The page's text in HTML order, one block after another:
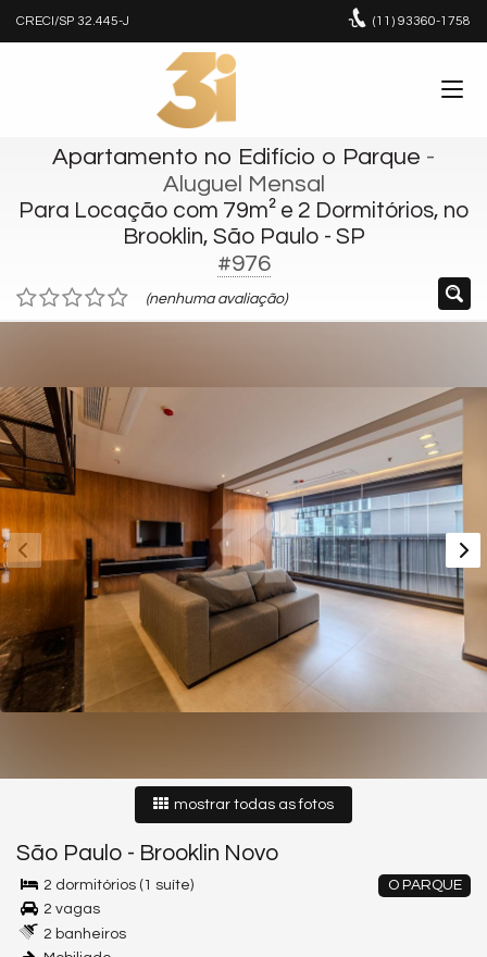
CRECI/SP 32.445-J (11) 93360-1758
Apartamento no Edifício o Parque -
Aluguel Mensal
Para Locação com 79m² e 2 Dormitórios, no
Brooklin, São Paulo - SP
#976
(nenhuma avaliação)
mostrar todas as fotos
São Paulo - Brooklin Novo
O PARQUE
2 dormitórios (1 suíte)
2 vagas
2 banheiros